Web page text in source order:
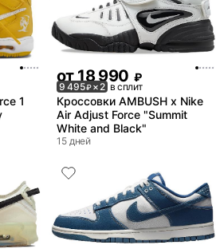
1
от18 990 ₽
9 495₽× 2 в сплит
Кроссовки AMBUSH x Nike
Air Adjust Force "Summit
White and Black"
15 дней